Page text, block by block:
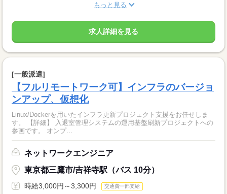
もっと見る
求人詳細を見る
[一般派遣]
【フルリモートワーク可】インフラのバージョ
ンアップ、仮想化
Linux/Dockerを用いたインフラ更新プロジェクト支援をお任せしま
す。 【詳細】 入退室管理システムの運用基盤刷新プロジェクトへの
参画です。 オンプ...
ネットワークエンジニア
東京都三鷹市/吉祥寺駅（バス 10分）
時給3,000円～3,300円 交通費一部支給